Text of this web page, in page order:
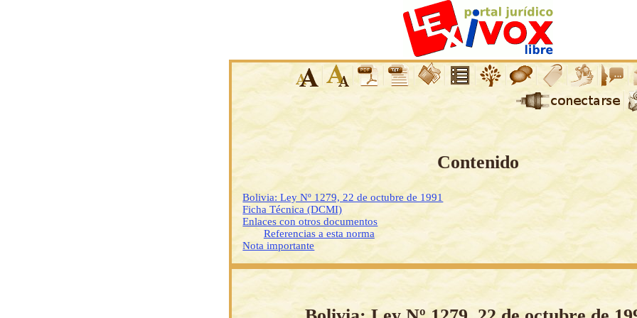
Contenido
Bolivia: Ley Nº 1279, 22 de octubre de 1991
Ficha Técnica (DCMI)
Enlaces con otros documentos
Referencias a esta norma
Nota importante